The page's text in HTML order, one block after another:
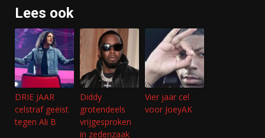
Lees ook
DRIE JAAR
celstraf geëist
tegen Ali B
Diddy
grotendeels
vrijgesproken
in zedenzaak
Vier jaar cel
voor JoeyAK